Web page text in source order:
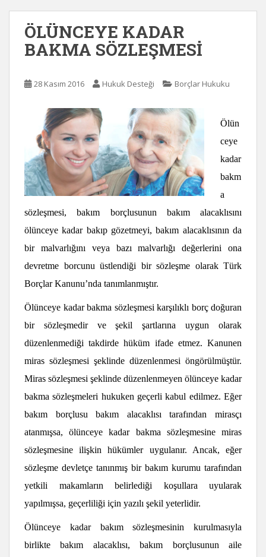
ÖLÜNCEYE KADAR
BAKMA SÖZLEŞMESİ
28 Kasım 2016 Hukuk Desteği Borçlar Hukuku
Ölün
ceye
kadar
bakm
a
sözleşmesi, bakım borçlusunun bakım alacaklısını
ölünceye kadar bakıp gözetmeyi, bakım alacaklısının da
bir malvarlığını veya bazı malvarlığı değerlerini ona
devretme borcunu üstlendiği bir sözleşme olarak Türk
Borçlar Kanunu’nda tanımlanmıştır.
Ölünceye kadar bakma sözleşmesi karşılıklı borç doğuran
bir sözleşmedir ve şekil şartlarına uygun olarak
düzenlenmediği takdirde hüküm ifade etmez. Kanunen
miras sözleşmesi şeklinde düzenlenmesi öngörülmüştür.
Miras sözleşmesi şeklinde düzenlenmeyen ölünceye kadar
bakma sözleşmeleri hukuken geçerli kabul edilmez. Eğer
bakım borçlusu bakım alacaklısı tarafından mirasçı
atanmışsa, ölünceye kadar bakma sözleşmesine miras
sözleşmesine ilişkin hükümler uygulanır. Ancak, eğer
sözleşme devletçe tanınmış bir bakım kurumu tarafından
yetkili makamların belirlediği koşullara uyularak
yapılmışsa, geçerliliği için yazılı şekil yeterlidir.
Ölünceye kadar bakım sözleşmesinin kurulmasıyla
birliktebakım alacaklısı,bakım borçlusunun aile